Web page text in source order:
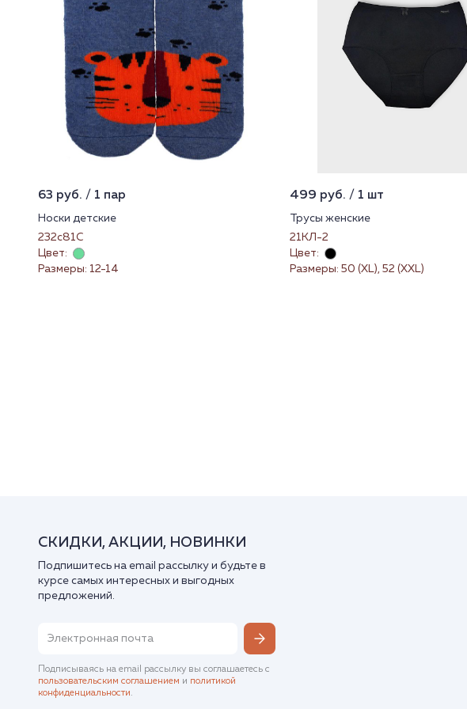
63 руб. / 1 пар
Носки детские
232с81С
Цвет:
Размеры: 12-14
499 руб. / 1 шт
Трусы женские
21КЛ-2
Цвет:
Размеры: 50 (XL), 52 (XXL)
СКИДКИ, АКЦИИ, НОВИНКИ
Подпишитесь на email рассылку и будьте в
курсе самых интересных и выгодных
предложений.
Подписываясь на email рассылку вы соглашаетесь с
пользовательским соглашением и политикой
конфиденциальности.